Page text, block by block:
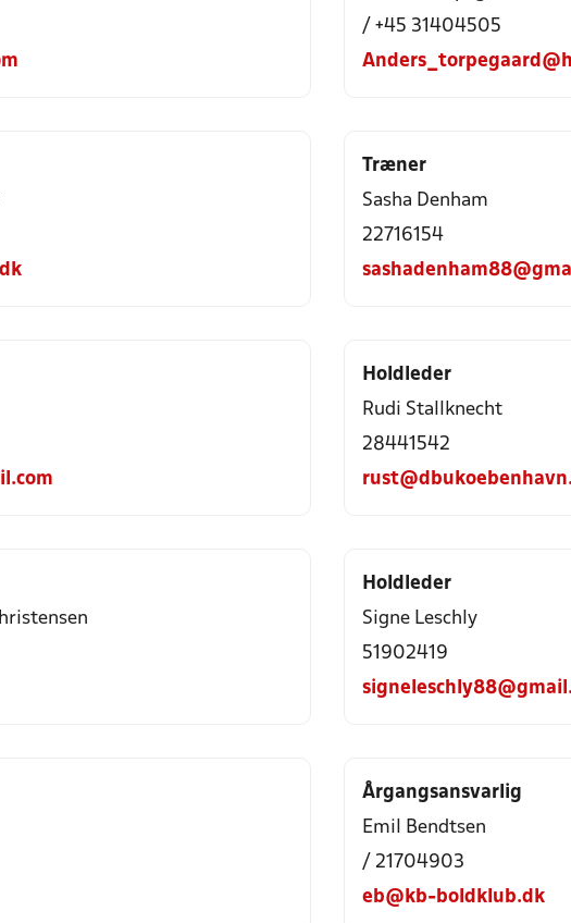
/ +45 31404505
Træner
Sasha Denham
22716154
Holdleder
Rudi Stallknecht
28441542
Holdleder
Signe Leschly
51902419
Årgangsansvarlig
Emil Bendtsen
/ 21704903
eb@kb-boldklub.dk